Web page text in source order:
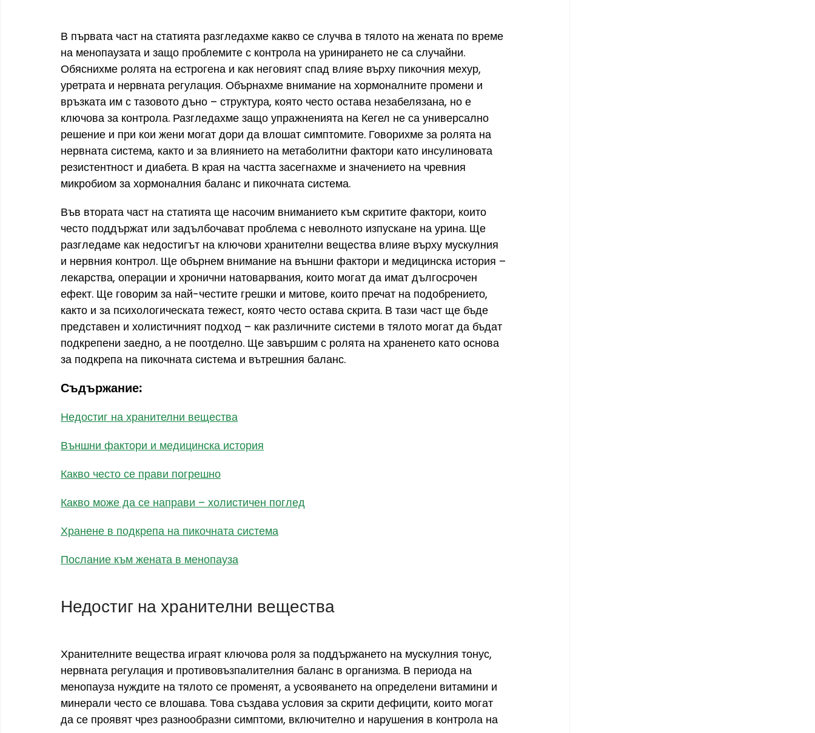
В първата част на статията разгледахме какво се случва в тялото на жената по време
на менопаузата и защо проблемите с контрола на уринирането не са случайни.
Обяснихме ролята на естрогена и как неговият спад влияе върху пикочния мехур,
уретрата и нервната регулация. Обърнахме внимание на хормоналните промени и
връзката им с тазовото дъно – структура, която често остава незабелязана, но е
ключова за контрола. Разгледахме защо упражненията на Кегел не са универсално
решение и при кои жени могат дори да влошат симптомите. Говорихме за ролята на
нервната система, както и за влиянието на метаболитни фактори като инсулиновата
резистентност и диабета. В края на частта засегнахме и значението на чревния
микробиом за хормоналния баланс и пикочната система.
Във втората част на статията ще насочим вниманието към скритите фактори, които
често поддържат или задълбочават проблема с неволното изпускане на урина. Ще
разгледаме как недостигът на ключови хранителни вещества влияе върху мускулния
и нервния контрол. Ще обърнем внимание на външни фактори и медицинска история –
лекарства, операции и хронични натоварвания, които могат да имат дългосрочен
ефект. Ще говорим за най-честите грешки и митове, които пречат на подобрението,
както и за психологическата тежест, която често остава скрита. В тази част ще бъде
представен и холистичният подход – как различните системи в тялото могат да бъдат
подкрепени заедно, а не поотделно. Ще завършим с ролята на храненето като основа
за подкрепа на пикочната система и вътрешния баланс.
Съдържание:
Недостиг на хранителни вещества
Външни фактори и медицинска история
Какво често се прави погрешно
Какво може да се направи – холистичен поглед
Хранене в подкрепа на пикочната система
Послание към жената в менопауза
Недостиг на хранителни вещества
Хранителните вещества играят ключова роля за поддържането на мускулния тонус,
нервната регулация и противовъзпалителния баланс в организма. В периода на
менопауза нуждите на тялото се променят, а усвояването на определени витамини и
минерали често се влошава. Това създава условия за скрити дефицити, които могат
да се проявят чрез разнообразни симптоми, включително и нарушения в контрола на